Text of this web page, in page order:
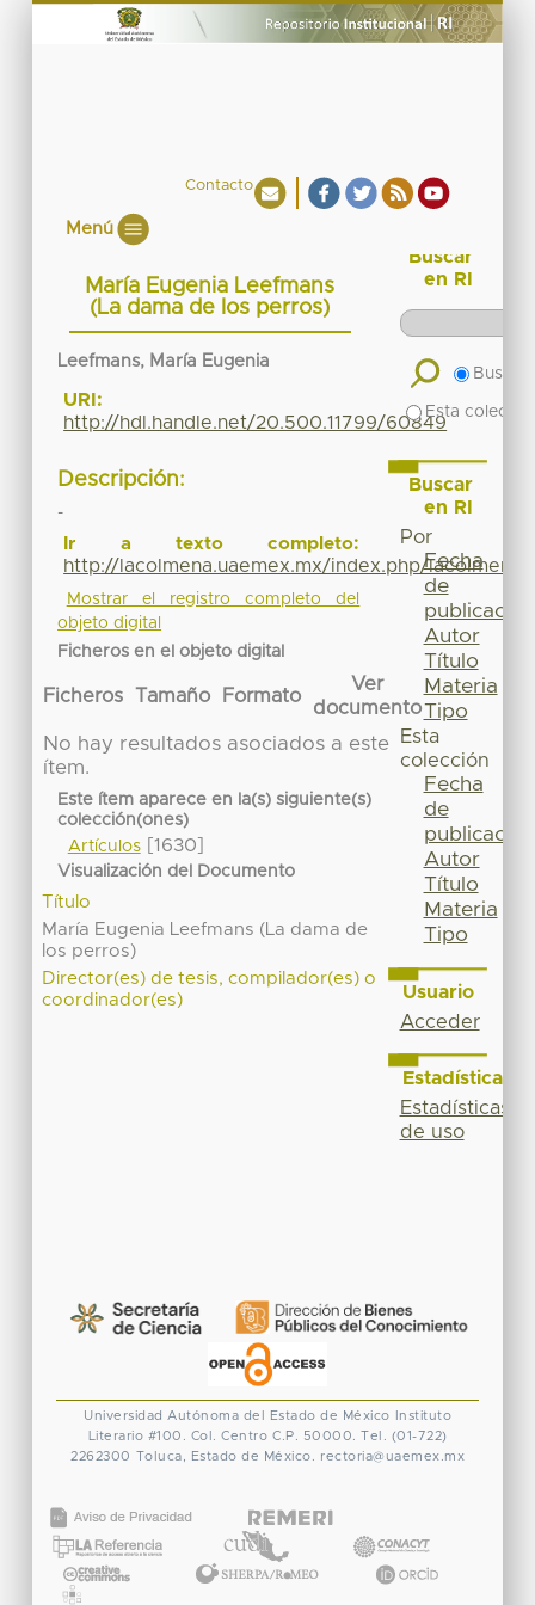
Contacto
Menú
María Eugenia Leefmans
(La dama de los perros)
Leefmans, María Eugenia
URI:
http://hdl.handle.net/20.500.11799/60849
Descripción:
-
Ir a texto completo:
http://lacolmena.uaemex.mx/index.php/
Mostrar el registro completo del
objeto digital
Ficheros en el objeto digital
Ficheros Tamaño Formato
Ver
documento
No hay resultados asociados a este
ítem.
Este ítem aparece en la(s) siguiente(s)
colección(ones)
Artículos[1630]
Visualización del Documento
Título
María Eugenia Leefmans (La dama de
los perros)
Director(es) de tesis, compilador(es) o
coordinador(es)
Buscar
en RI
Buscar
Esta
Buscar
en RI
Por
Fecha
de
publicación
Autor
Título
Materia
Tipo
Esta
colección
Fecha
de
publicación
Autor
Título
Materia
Tipo
Usuario
Acceder
Estadísticas
Estadísticas
de uso
Universidad Autónoma del Estado de México
Instituto
Literario #100. Col. Centro C.P. 50000. Tel. (01-722)
2262300 Toluca, Estado de México. rectoria@uaemex.mx